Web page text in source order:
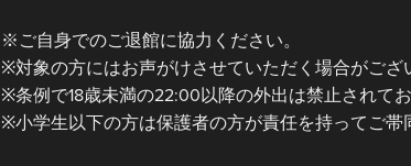
※ご自身でのご退館に協力ください。
※対象の方にはお声がけさせていただく場合がござ
※条例で18歳未満の22:00以降の外出は禁止されてお
※小学生以下の方は保護者の方が責任を持ってご帯